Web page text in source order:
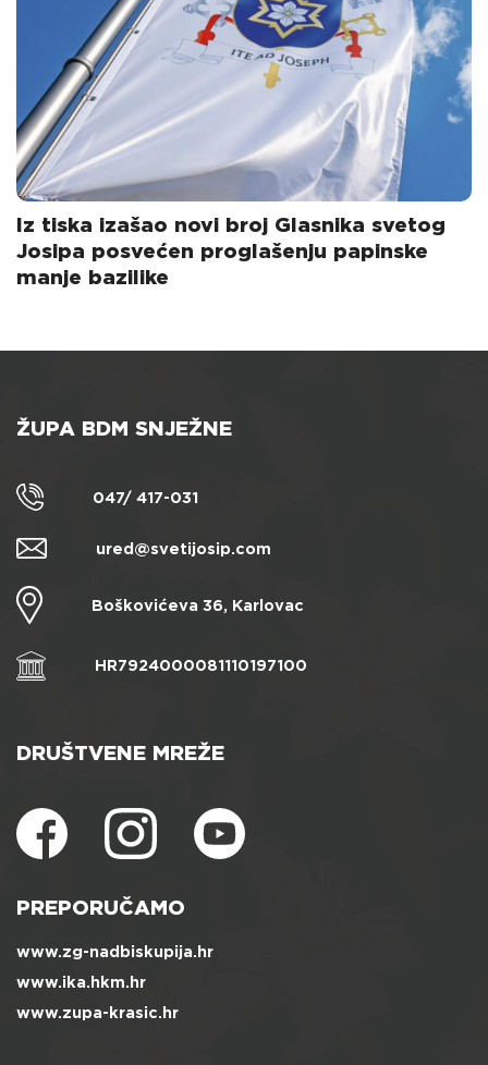
Iz tiska izašao novi broj Glasnika svetog
Josipa posvećen proglašenju papinske
manje bazilike
ŽUPA BDM SNJEŽNE
047/ 417-031
ured@svetijosip.com
Boškovićeva 36, Karlovac
HR7924000081110197100
DRUŠTVENE MREŽE
PREPORUČAMO
www.zg-nadbiskupija.hr
www.ika.hkm.hr
www.zupa-krasic.hr